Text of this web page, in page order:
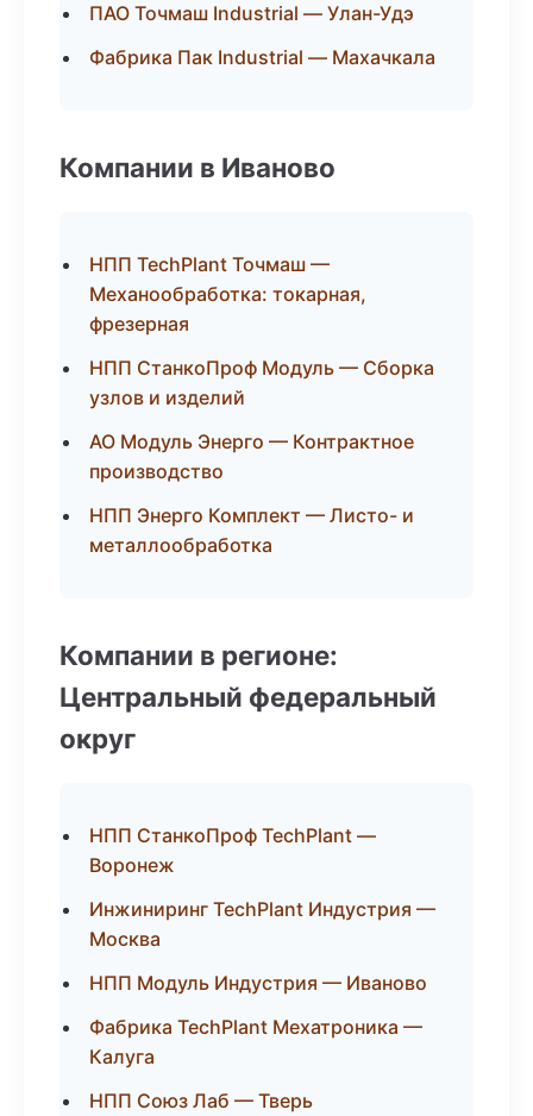
ПАО Точмаш Industrial — Улан-Удэ
Фабрика Пак Industrial — Махачкала
Компании в Иваново
НПП TechPlant Точмаш —
Механообработка: токарная,
фрезерная
НПП СтанкоПроф Модуль — Сборка
узлов и изделий
АО Модуль Энерго — Контрактное
производство
НПП Энерго Комплект — Листо- и
металлообработка
Компании в регионе:
Центральный федеральный
округ
НПП СтанкоПроф TechPlant —
Воронеж
Инжиниринг TechPlant Индустрия —
Москва
НПП Модуль Индустрия — Иваново
Фабрика TechPlant Мехатроника —
Калуга
НПП Союз Лаб — Тверь